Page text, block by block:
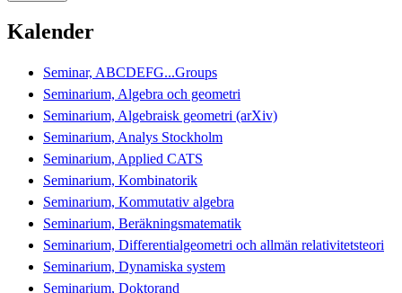
Kalender
Seminar, ABCDEFG...Groups
Seminarium, Algebra och geometri
Seminarium, Algebraisk geometri (arXiv)
Seminarium, Analys Stockholm
Seminarium, Applied CATS
Seminarium, Kombinatorik
Seminarium, Kommutativ algebra
Seminarium, Beräkningsmatematik
Seminarium, Differentialgeometri och allmän relativitetsteori
Seminarium, Dynamiska system
Seminarium, Doktorand